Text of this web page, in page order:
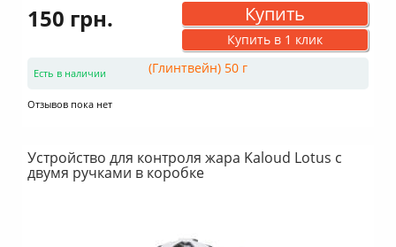
150 грн. Купить
Купить в 1 клик
Есть в наличии
Отзывов пока нет
Устройство для контроля жара Kaloud Lotus с
двумя ручками в коробке